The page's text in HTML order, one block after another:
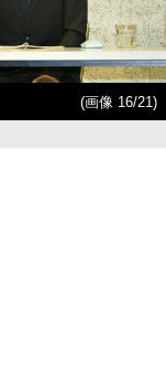
(画像 16/21)